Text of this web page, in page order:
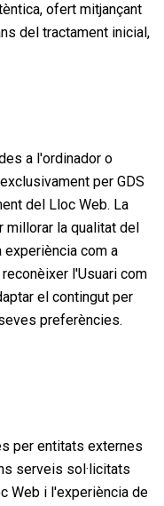
ofert mitjançant
del tractament inicial,
a l'ordinador o
per GDS
del Lloc Web. La
millorar la qualitat del
experiència com a
l'Usuari com
el contingut per
preferències.
per entitats externes
serveis sol·licitats
Web i l'experiència de